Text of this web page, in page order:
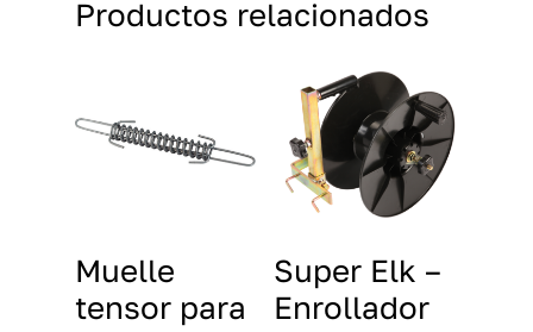
Productos relacionados
Muelle
tensor para
Super Elk –
Enrollador